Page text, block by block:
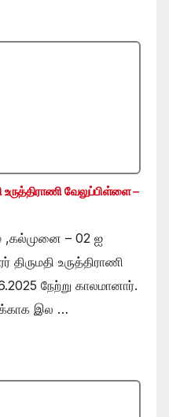
வேலுப்பிள்ளை –
,கல்முனை – 02 ஐ
உருத்திராணி
நேற்று காலமானார்.
இல …